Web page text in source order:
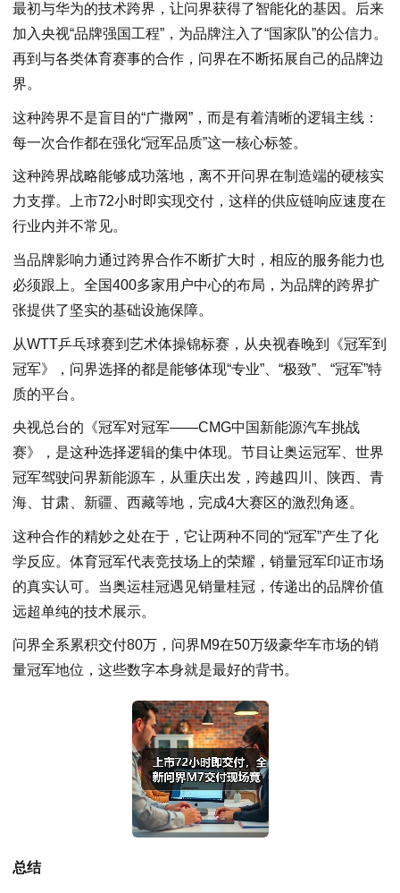
最初与华为的技术跨界，让问界获得了智能化的基因。后来
加入央视“品牌强国工程”，为品牌注入了“国家队”的公信力。
再到与各类体育赛事的合作，问界在不断拓展自己的品牌边
界。
这种跨界不是盲目的“广撒网”，而是有着清晰的逻辑主线：
每一次合作都在强化“冠军品质”这一核心标签。
这种跨界战略能够成功落地，离不开问界在制造端的硬核实
力支撑。上市72小时即实现交付，这样的供应链响应速度在
行业内并不常见。
当品牌影响力通过跨界合作不断扩大时，相应的服务能力也
必须跟上。全国400多家用户中心的布局，为品牌的跨界扩
张提供了坚实的基础设施保障。
从WTT乒乓球赛到艺术体操锦标赛，从央视春晚到《冠军到
冠军》，问界选择的都是能够体现“专业”、“极致”、“冠军”特
质的平台。
央视总台的《冠军对冠军——CMG中国新能源汽车挑战
赛》，是这种选择逻辑的集中体现。节目让奥运冠军、世界
冠军驾驶问界新能源车，从重庆出发，跨越四川、陕西、青
海、甘肃、新疆、西藏等地，完成4大赛区的激烈角逐。
这种合作的精妙之处在于，它让两种不同的“冠军”产生了化
学反应。体育冠军代表竞技场上的荣耀，销量冠军印证市场
的真实认可。当奥运桂冠遇见销量桂冠，传递出的品牌价值
远超单纯的技术展示。
问界全系累积交付80万，问界M9在50万级豪华车市场的销
量冠军地位，这些数字本身就是最好的背书。
总结